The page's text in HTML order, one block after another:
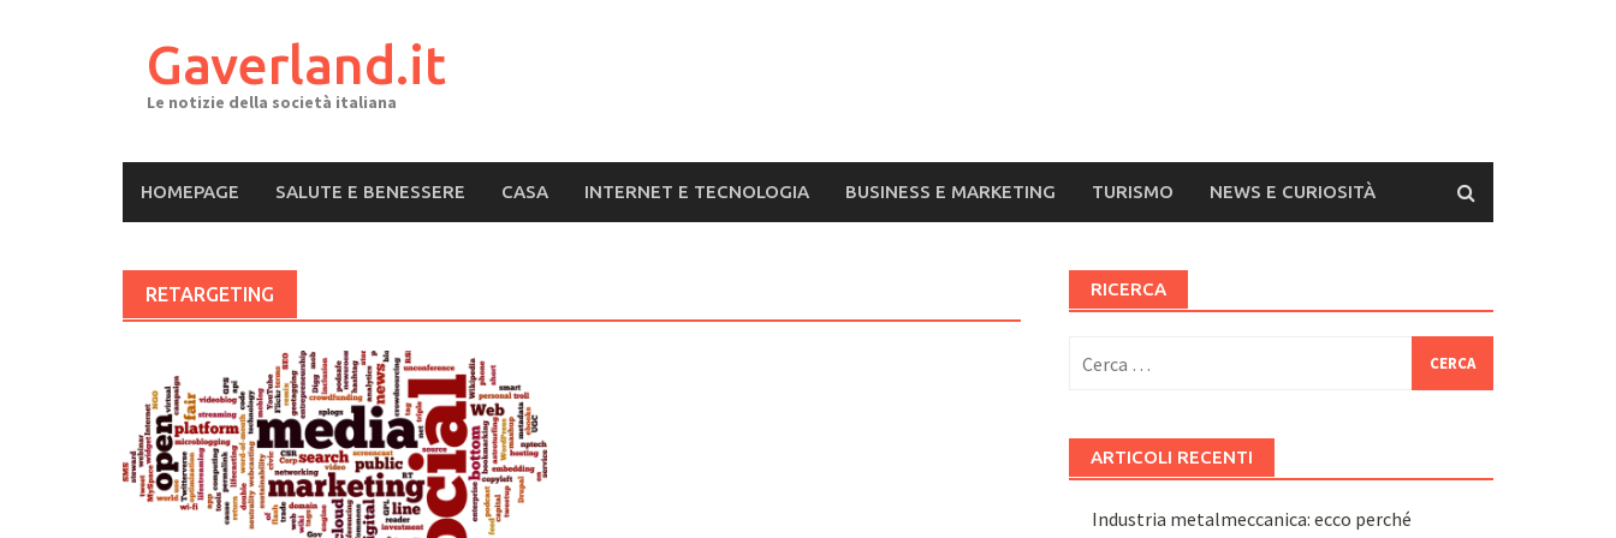
Gaverland.it
Le notizie della società italiana
HOMEPAGE SALUTE E BENESSERE CASA INTERNET E TECNOLOGIA BUSINESS E MARKETING TURISMO NEWS E CURIOSITÀ
RETARGETING RICERCA
per:
ARTICOLI RECENTI
Industria metalmeccanica: ecco perché